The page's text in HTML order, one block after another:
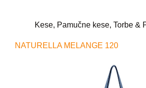
Kese, Pamučne kese, Torbe &
NATURELLA MELANGE 120